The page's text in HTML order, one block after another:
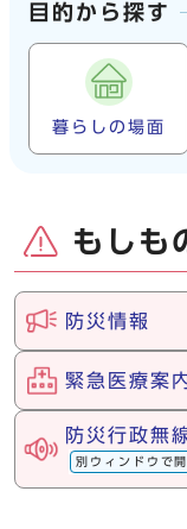
目的から探す
暮らしの場面
もしも
防災情報
緊急医療案
防災行政無
別ウィンドウで開